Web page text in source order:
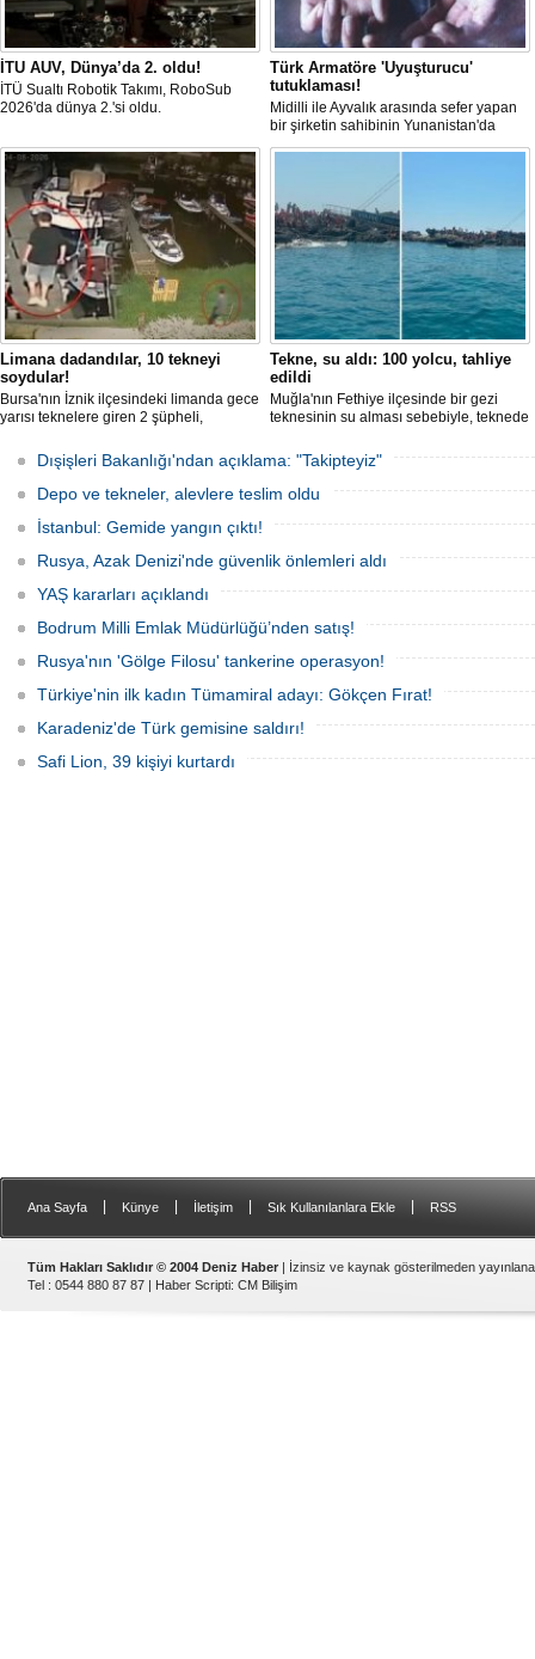
İTU AUV, Dünya’da 2. oldu!
İTÜ Sualtı Robotik Takımı, RoboSub
2026'da dünya 2.'si oldu.
Türk Armatöre 'Uyuşturucu'
tutuklaması!
Midilli ile Ayvalık arasında sefer yapan
bir şirketin sahibinin Yunanistan'da
tutuklandığı bildirildi.
Limana dadandılar, 10 tekneyi
soydular!
Bursa'nın İznik ilçesindeki limanda gece
yarısı teknelere giren 2 şüpheli,
çaldı. Olay, güvenlik kameralarına
yansıdı, tekne sahiplerinin ihbarıyla
jandarma inceleme başlattı.
Tekne, su aldı: 100 yolcu, tahliye
edildi
Muğla'nın Fethiye ilçesinde bir gezi
teknesinin su alması sebebiyle, teknede
teknenin batmaması için bölgede
kurtarma çalışması başlatıldı.
Dışişleri Bakanlığı'ndan açıklama: "Takipteyiz"
Depo ve tekneler, alevlere teslim oldu
İstanbul: Gemide yangın çıktı!
Rusya, Azak Denizi'nde güvenlik önlemleri aldı
YAŞ kararları açıklandı
Bodrum Milli Emlak Müdürlüğü’nden satış!
Rusya'nın 'Gölge Filosu' tankerine operasyon!
Türkiye'nin ilk kadın Tümamiral adayı: Gökçen Fırat!
Karadeniz'de Türk gemisine saldırı!
Safi Lion, 39 kişiyi kurtardı
Ana Sayfa Künye İletişim Sık Kullanılanlara Ekle RSS
Tüm Hakları Saklıdır © 2004 Deniz Haber | İzinsiz ve kaynak gösterilmeden
Tel : 0544 880 87 87 | Haber Scripti: CM Bilişim